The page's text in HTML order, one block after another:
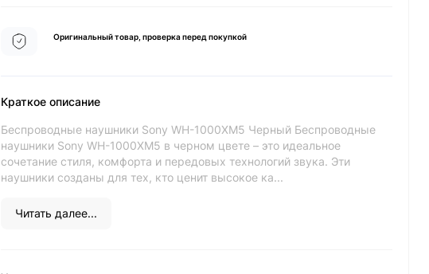
Оригинальный товар, проверка перед покупкой
Краткое описание
Беспроводные наушники Sony WH-1000XM5 Черный Беспроводные
наушники Sony WH-1000XM5 в черном цвете – это идеальное
сочетание стиля, комфорта и передовых технологий звука. Эти
наушники созданы для тех, кто ценит высокое ка...
Читать далее...